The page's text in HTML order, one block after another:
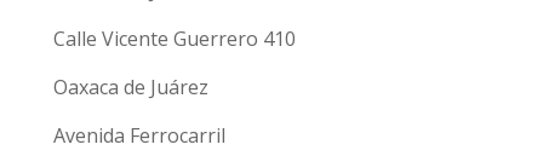
Calle Vicente Guerrero 410
Oaxaca de Juárez
Avenida Ferrocarril